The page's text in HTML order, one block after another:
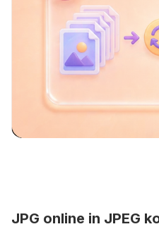
JPG online in JPEG